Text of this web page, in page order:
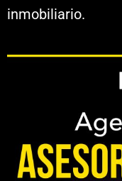
inmobiliario.